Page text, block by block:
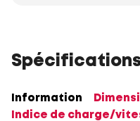
Information
Indice de charge/